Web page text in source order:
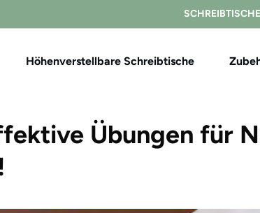
Höhenverstellbare Schreibtische
Übungen für